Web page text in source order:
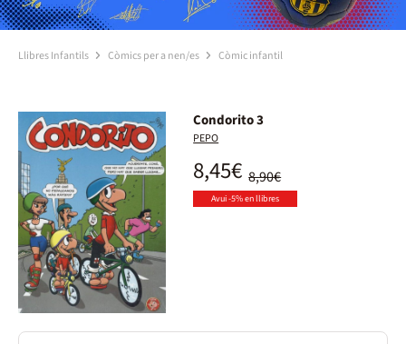
Llibres Infantils Còmics per a nen/es Còmic infantil
Condorito 3
PEPO
8,90€
8,45€
Avui -5% en llibres